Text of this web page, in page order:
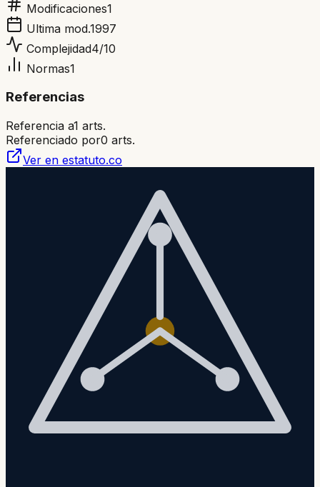
Modificaciones1
Ultima mod.1997
Complejidad4/10
Normas1
Referencias
Referencia a1 arts.
Referenciado por0 arts.
Ver en estatuto.co